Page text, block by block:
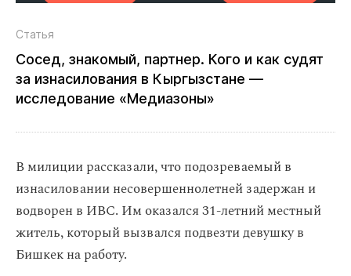
Статья
Сосед, знакомый, партнер. Кого и как судят
за изнасилования в Кыргызстане —
исследование «Медиазоны»
В милиции рассказали, что подозреваемый в
изнасиловании несовершеннолетней задержан и
водворен в ИВС. Им оказался 31-летний местный
житель, который вызвался подвезти девушку в
Бишкек на работу.